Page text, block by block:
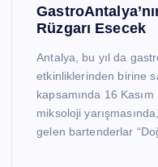
Rüzgarı Esecek
Antalya, bu yıl da
etkinliklerinden birine
kapsamında 16
miksoloji
gelen bartenderlar